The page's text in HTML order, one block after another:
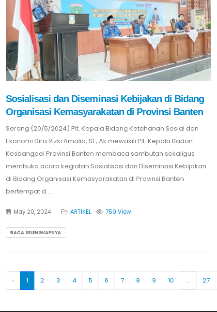
Sosialisasi dan Diseminasi Kebijakan di Bidang
Organisasi Kemasyarakatan di Provinsi Banten
Serang (20/5/2024) Plt. Kepala Bidang Ketahanan Sosial dan
Ekonomi Dira Rizki Amalia,.SE,.Ak mewakili Plt. Kepala Badan
Kesbangpol Provinsi Banten membaca sambutan sekaligus
membuka acara kegiatan Sosialisasi dan Diseminasi Kebijakan
di Bidang Organisasi Kemasyarakatan di Provinsi Banten
bertempat d....
May 20, 2024 ARTIKEL 759 View
BACA SELENGKAPNYA
‹ 1 2 3 4 5 6 7 8 9 10 ... 27